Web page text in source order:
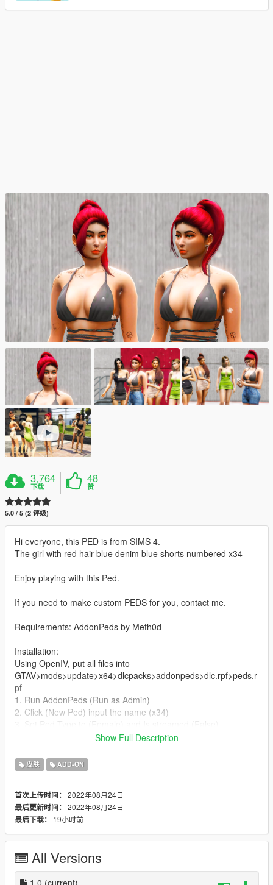
3,764
下载
48
赞
5.0 / 5 (2 评级)
Hi everyone, this PED is from SIMS 4.
The girl with red hair blue denim blue shorts numbered x34
Enjoy playing with this Ped.
If you need to make custom PEDS for you, contact me.
Requirements: AddonPeds by Meth0d
Installation:
Using OpenIV, put all files into
GTAV>mods>update>x64>dlcpacks>addonpeds>dlc.rpf>peds.r
pf
1. Run AddonPeds (Run as Admin)
2. Click (New Ped) input the name (x34)
Credits:
> This model and textures are the property of Sims
>Model conversion by JamesL
Show Full Description
皮肤 ADD-ON
首次上传时间： 2022年08月24日
最后更新时间： 2022年08月24日
最后下载：
19小时前
All Versions
1.0 (current)